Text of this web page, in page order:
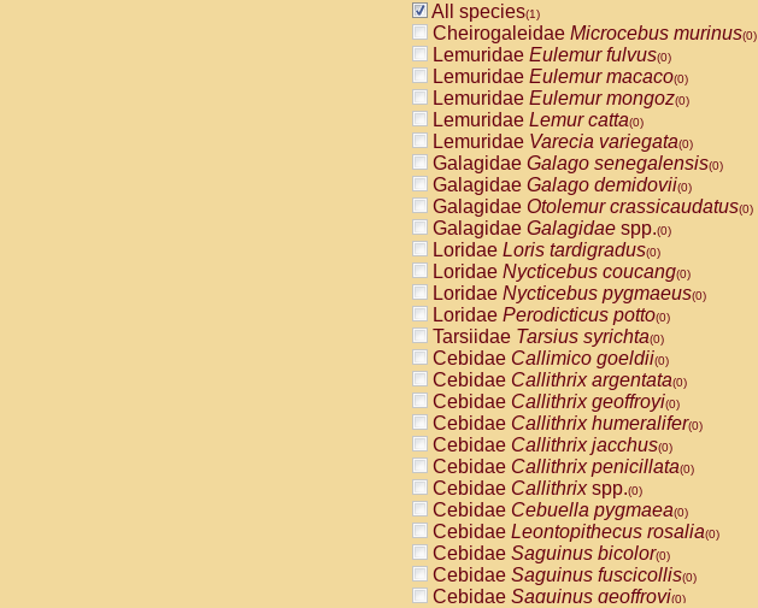
All species(1)
Cheirogaleidae Microcebus murinus(0)
Lemuridae Eulemur fulvus(0)
Lemuridae Eulemur macaco(0)
Lemuridae Eulemur mongoz(0)
Lemuridae Lemur catta(0)
Lemuridae Varecia variegata(0)
Galagidae Galago senegalensis(0)
Galagidae Galago demidovii(0)
Galagidae Otolemur crassicaudatus(0)
Galagidae Galagidae spp.(0)
Loridae Loris tardigradus(0)
Loridae Nycticebus coucang(0)
Loridae Nycticebus pygmaeus(0)
Loridae Perodicticus potto(0)
Tarsiidae Tarsius syrichta(0)
Cebidae Callimico goeldii(0)
Cebidae Callithrix argentata(0)
Cebidae Callithrix geoffroyi(0)
Cebidae Callithrix humeralifer(0)
Cebidae Callithrix jacchus(0)
Cebidae Callithrix penicillata(0)
Cebidae Callithrixspp.(0)
Cebidae Cebuella pygmaea(0)
Cebidae Leontopithecus rosalia(0)
Cebidae Saguinus bicolor(0)
Cebidae Saguinus fuscicollis(0)
Cebidae Saguinus geoffroyi(0)